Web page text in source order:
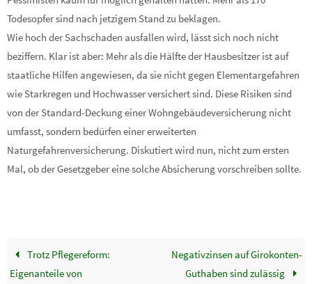
Todesopfer sind nach jetzigem Stand zu beklagen.
Wie hoch der Sachschaden ausfallen wird, lässt sich noch nicht
beziffern. Klar ist aber: Mehr als die Hälfte der Hausbesitzer ist auf
staatliche Hilfen angewiesen, da sie nicht gegen Elementargefahren
wie Starkregen und Hochwasser versichert sind. Diese Risiken sind
von der Standard-Deckung einer Wohngebäudeversicherung nicht
umfasst, sondern bedürfen einer erweiterten
Naturgefahrenversicherung. Diskutiert wird nun, nicht zum ersten
Mal, ob der Gesetzgeber eine solche Absicherung vorschreiben sollte.
Trotz Pflegereform:
Eigenanteile von
Negativzinsen auf Girokonten-
Guthaben sind zulässig